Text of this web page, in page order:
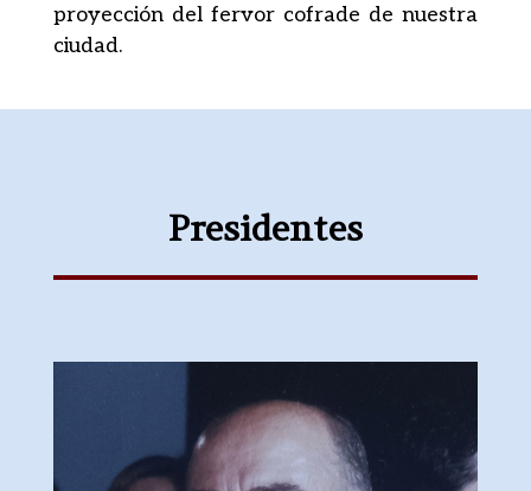
proyección del fervor cofrade de nuestra
ciudad.
Presidentes